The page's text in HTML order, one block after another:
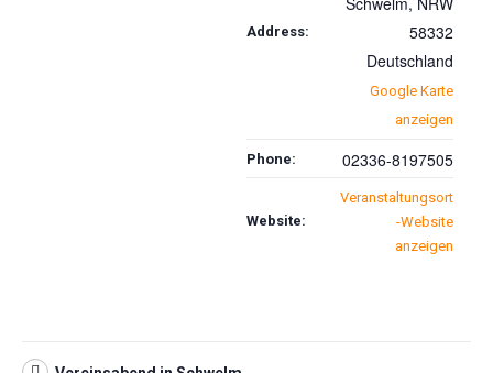
Address:
58332
Deutschland
Google Karte
anzeigen
Phone: 02336-8197505
Website:
Veranstaltungsort
-Website
anzeigen